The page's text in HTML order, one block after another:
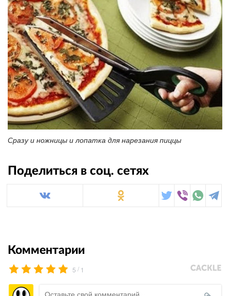
Сразу и ножницы и лопатка для нарезания пиццы
Поделиться в соц. сетях
Комментарии
5 / 1